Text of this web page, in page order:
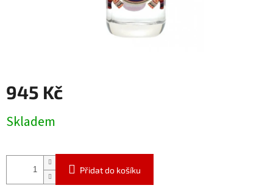
945 Kč
cena:
Skladem
Přidat do košíku